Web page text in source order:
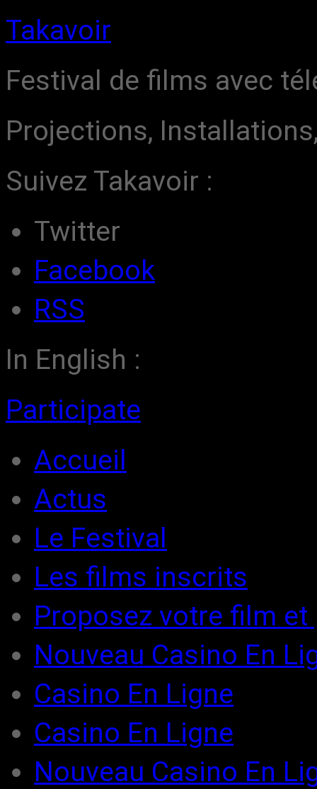
Takavoir
Festival de films avec
Projections,
Suivez Takavoir :
Twitter
Facebook
RSS
In English :
Participate
Accueil
Actus
Le Festival
Les films inscrits
Proposez votre film
Nouveau Casino En
Casino En Ligne
Casino En Ligne
Nouveau Casino En